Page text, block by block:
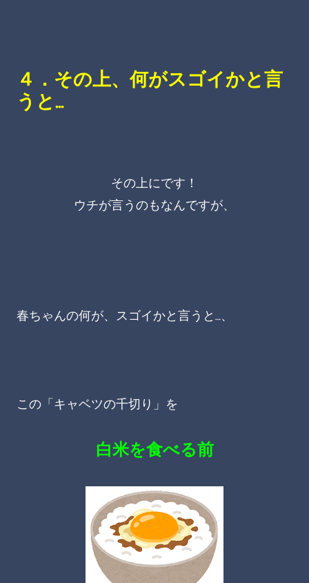
４．その上、何がスゴイかと言
うと…
その上にです！
ウチが言うのもなんですが、
春ちゃんの何が、スゴイかと言うと…、
この「キャベツの千切り」を
白米を食べる前